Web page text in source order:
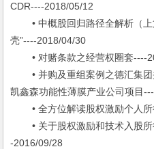
CDR----2018/05/12
• 中概股回归路径全解析（上
壳”----2018/04/30
• 对赌条款之经营权圈套----
• 并购及重组案例之德汇集团
凯鑫森功能性薄膜产业公司项目
• 全方位解读股权激励个人所
• 关于股权激励和技术入股所
-2016/09/28